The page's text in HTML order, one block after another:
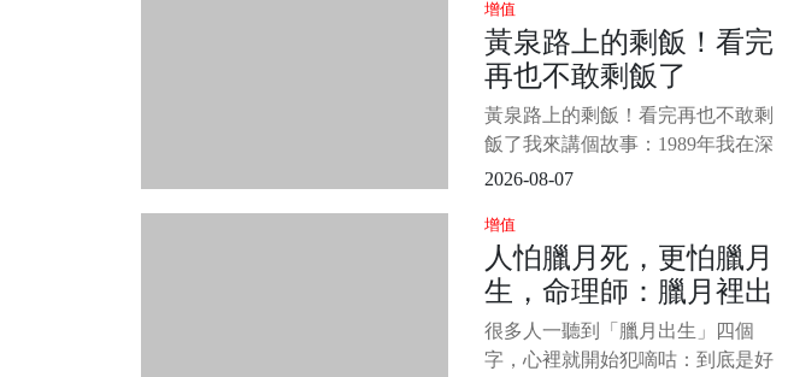
有些人不但不破財，反而有桃花。
況且破財只是一種表象而已，引發
的手段不同而已。 比如廁所沖書
房，稱為穢氣
增值
黃泉路上的剩飯！看完
再也不敢剩飯了
黃泉路上的剩飯！看完再也不敢剩
飯了我來講個故事：1989年我在深
圳認識李麗與李珊兩姐妹， 都是非
她們做生意發財後，天天大吃大
喝，點很多菜，就吃一點點。 有一
天姐姐李麗因乳腺癌走了，妹妹李
珊痛不欲生，每天思念姐姐。
2026-08-07
增值
人怕臘月死，更怕臘月
生，命理師：臘月裡出
生的人，多半是有這三
個來頭
很多人一聽到「臘月出生」四個
字，心裡就開始犯嘀咕：到底是好